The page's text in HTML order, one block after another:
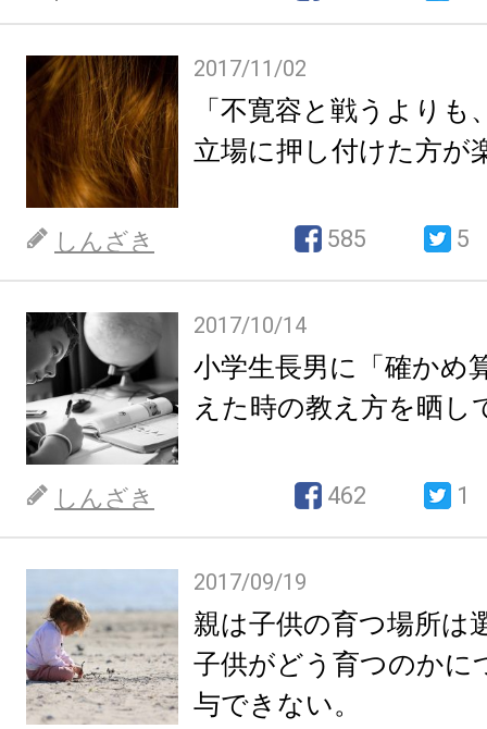
2017/11/02
「不寛容と戦うよりも
立場に押し付けた方が
しんざき 585 5
2017/10/14
小学生長男に「確かめ
えた時の教え方を晒し
しんざき 462 1
2017/09/19
親は子供の育つ場所は
子供がどう育つのかに
与できない。